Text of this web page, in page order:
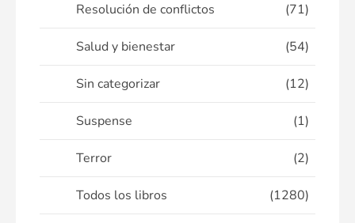
Resolución de conflictos (71)
Salud y bienestar (54)
Sin categorizar (12)
Suspense (1)
Terror (2)
Todos los libros (1280)